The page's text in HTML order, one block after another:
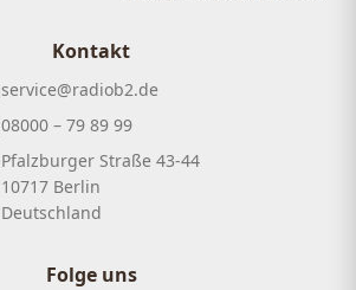
Kontakt
service@radiob2.de
08000 – 79 89 99
Pfalzburger Straße 43-44
10717 Berlin
Deutschland
Folge uns